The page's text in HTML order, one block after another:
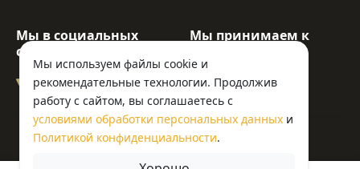
Мы используем файлы cookie и
рекомендательные технологии. Продолжив
работу с сайтом, вы соглашаетесь с
условиями обработки персональных данных и
Политикой конфиденциальности.
Мы в социальных
сетях:
Мы принимаем к
© ООО «Гриффин»